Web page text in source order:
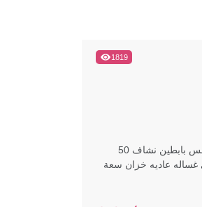
1819
مغسلة البهجة للتقبيل بولار جديد مكبس بابطين نشاف 50
ال جي غساله عاديه خزان سعة